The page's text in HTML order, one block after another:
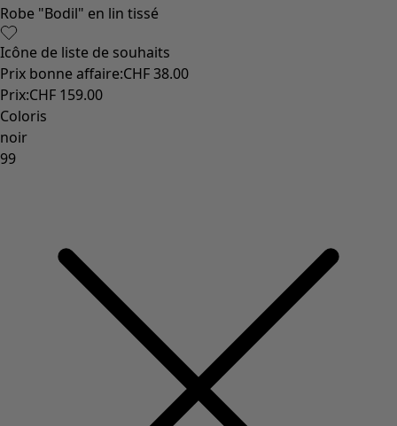
Robe "Bodil" en lin tissé
Icône de liste de souhaits
Prix bonne affaire:CHF 38.00
Prix:CHF 159.00
Coloris
noir
99